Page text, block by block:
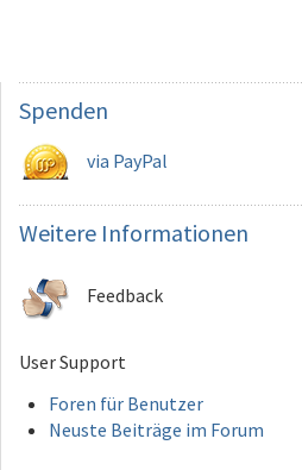
Spenden
via PayPal
Weitere Informationen
Feedback
User Support
Foren für Benutzer
Neuste Beiträge im Forum